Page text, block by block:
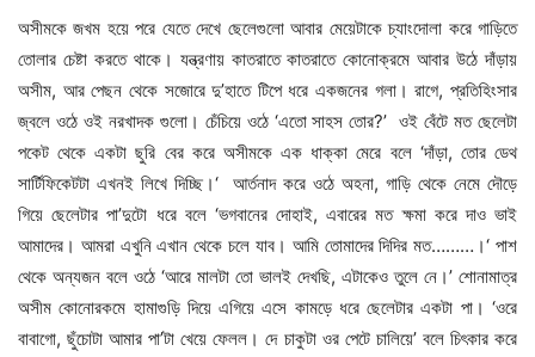
অসীমকে জখম হয়ে পরে যেতে দেখে ছেলেগুলো আবার মেয়েটাকে চ্যাংদোলা করে গাড়িতে
তোলার চেষ্টা করতে থাকে। যন্ত্রণায় কাতরাতে কাতরাতে কোনোক্রমে আবার উঠে দাঁড়ায়
অসীম, আর পেছন থেকে সজোরে দু’হাতে টিপে ধরে একজনের গলা। রাগে, প্রতিহিংসার
জ্বলে ওঠে ওই নরখাদক গুলো। চেঁচিয়ে ওঠে ‘এতো সাহস তোর?’ ওই বেঁটে মত ছেলেটা
পকেট থেকে একটা ছুরি বের করে অসীমকে এক ধাক্কা মেরে বলে ‘দাঁড়া, তোর ডেথ
সার্টিফিকেটটা এখনই লিখে দিচ্ছি।‘ আর্তনাদ করে ওঠে অহনা, গাড়ি থেকে নেমে দৌড়ে
গিয়ে ছেলেটার পা’দুটো ধরে বলে ‘ভগবানের দোহাই, এবারের মত ক্ষমা করে দাও ভাই
আমাদের। আমরা এখুনি এখান থেকে চলে যাব। আমি তোমাদের দিদির মত………।‘ পাশ
থেকে অন্যজন বলে ওঠে ‘আরে মালটা তো ভালই দেখছি, এটাকেও তুলে নে।’ শোনামাত্র
অসীম কোনোরকমে হামাগুড়ি দিয়ে এগিয়ে এসে কামড়ে ধরে ছেলেটার একটা পা। ‘ওরে
বাবাগো, ছুঁচোটা আমার পা’টা খেয়ে ফেলল। দে চাকুটা ওর পেটে চালিয়ে’ বলে চিৎকার করে